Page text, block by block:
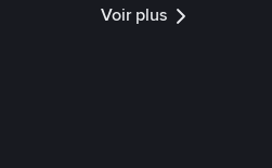
Voir plus